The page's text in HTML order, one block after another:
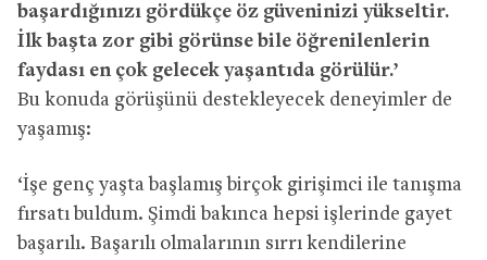
başardığınızı gördükçe öz güveninizi yükseltir.
İlk başta zor gibi görünse bile öğrenilenlerin
faydası en çok gelecek yaşantıda görülür.’
Bu konuda görüşünü destekleyecek deneyimler de
yaşamış:
‘İşe genç yaşta başlamış birçok girişimci ile tanışma
fırsatı buldum. Şimdi bakınca hepsi işlerinde gayet
başarılı. Başarılı olmalarının sırrı kendilerine